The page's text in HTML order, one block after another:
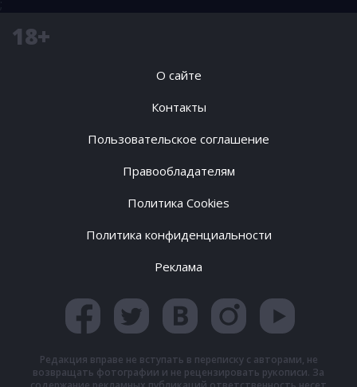
;
18+
О сайте
Контакты
Пользовательское соглашение
Правообладателям
Политика Cookies
Политика конфиденциальности
Реклама
Редакция вправе не вступать в переписку с авторами, не
возвращать фотографии и не рецензировать рукописи. За